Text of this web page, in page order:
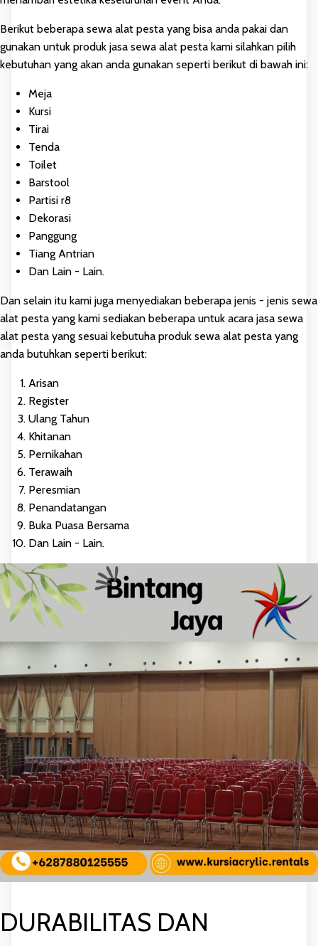
Berikut beberapa sewa alat pesta yang bisa anda pakai dan
gunakan untuk produk jasa sewa alat pesta kami silahkan pilih
kebutuhan yang akan anda gunakan seperti berikut di bawah ini:
Meja
Kursi
Tirai
Tenda
Toilet
Barstool
Partisi r8
Dekorasi
Panggung
Tiang Antrian
Dan Lain - Lain.
Dan selain itu kami juga menyediakan beberapa jenis - jenis sewa
alat pesta yang kami sediakan beberapa untuk acara jasa sewa
alat pesta yang sesuai kebutuha produk sewa alat pesta yang
anda butuhkan seperti berikut:
Arisan
Register
Ulang Tahun
Khitanan
Pernikahan
Terawaih
Peresmian
Penandatangan
Buka Puasa Bersama
Dan Lain - Lain.
DURABILITAS DAN